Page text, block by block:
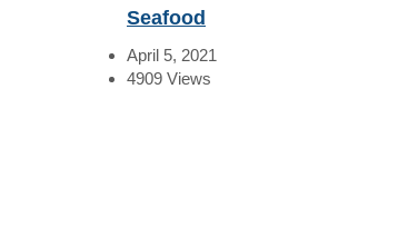
Seafood
April 5, 2021
4909 Views